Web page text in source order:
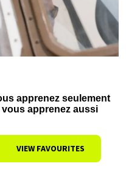
apprenez seulement
apprenez aussi
VIEW FAVOURITES